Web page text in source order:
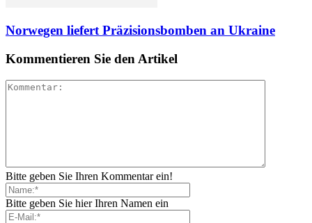
Norwegen liefert Präzisionsbomben an Ukraine
Kommentieren Sie den Artikel
Bitte geben Sie Ihren Kommentar ein!
Bitte geben Sie hier Ihren Namen ein